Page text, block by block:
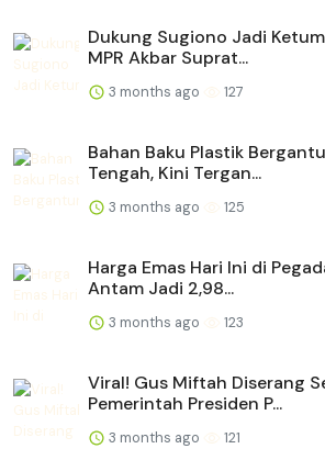
Dukung Sugiono Jadi Ketum
MPR Akbar Suprat...
3 months ago 127
Bahan Baku Plastik
Tengah, Kini Tergan...
3 months ago 125
Harga Emas Hari Ini di
Antam Jadi 2,98...
3 months ago 123
Viral! Gus Miftah Diserang
Pemerintah Presiden P...
3 months ago 121